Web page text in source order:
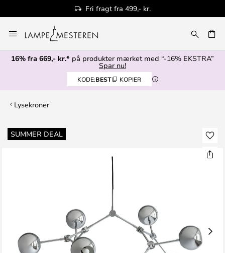
Fri fragt fra 499,- kr.
to
Content
16% fra 669,- kr.* på produkter mærket med “-16% EKSTRA”
Spar nu!
KODE:BEST KOPIER
Lysekroner
SUMMER DEAL
Gå
til